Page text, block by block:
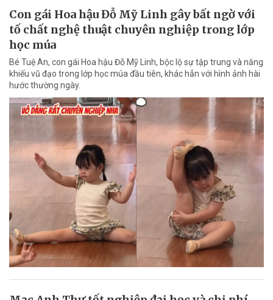
Con gái Hoa hậu Đỗ Mỹ Linh gây bất ngờ với
tố chất nghệ thuật chuyên nghiệp trong lớp
học múa
Bé Tuệ An, con gái Hoa hậu Đỗ Mỹ Linh, bộc lộ sự tập trung và năng
khiếu vũ đạo trong lớp học múa đầu tiên, khác hẳn với hình ảnh hài
hước thường ngày.